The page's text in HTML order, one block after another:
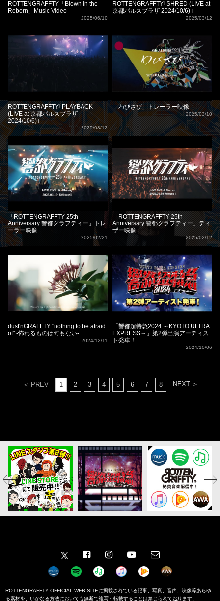
ROTTENGRAFFTY「Blown in the
Reborn」Music Video
2025/06/10
ROTTENGRAFFTY｢SHRED (LIVE at
京都パルスプラザ 2024/10/6)｣
2025/03/12
ROTTENGRAFFTY｢PLAYBACK
(LIVE at 京都パルスプラザ
2024/10/6)｣
2025/03/12
「わびさび」トレーラー映像
2025/03/10
「ROTTENGRAFFTY 25th
Anniversary 響都グラフティー」トレ
ーラー映像
2025/02/21
「ROTTENGRAFFTY 25th
Anniversary 響都グラフティー」ティ
ザー映像
2025/02/12
dust'nGRAFFTY "nothing to be afraid
of" -怖れるものは何もない-
2024/12/11
「響都超特急2024 ～KYOTO ULTRA
EXPRESS～」第2弾出演アーティス
ト発車！
2024/10/06
＜ PREV 1 2 3 4 5 6 7 8 NEXT ＞
ROTTENGRAFFTY OFFICIAL WEB SITEに掲載されている記事、写真、音声、映像等あらゆ
る素材を、いかなる方法においても無断で複写・転載することは禁じられております。